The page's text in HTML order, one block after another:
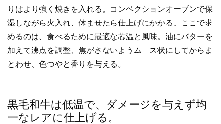
りはより強く焼きを入れる。コンベクションオーブンで保
湿しながら火入れ、休ませたら仕上げにかかる。ここで求
めるのは、食べるために最適な芯温と風味。油にバターを
加えて沸点を調整、焦がさないようムース状にしてからま
とわせ、色つやと香りを与える。
黒毛和牛は低温で、ダメージを与えず均
一なレアに仕上げる。